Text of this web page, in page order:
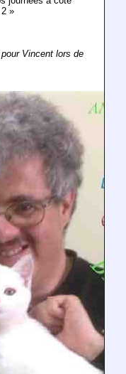
»
Vincent lors de